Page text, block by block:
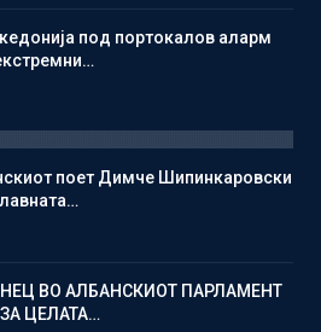
под портокалов аларм
поет Димче Шипинкаровски
ВО АЛБАНСКИОТ ПАРЛАМЕНТ
ЦЕЛАТА…